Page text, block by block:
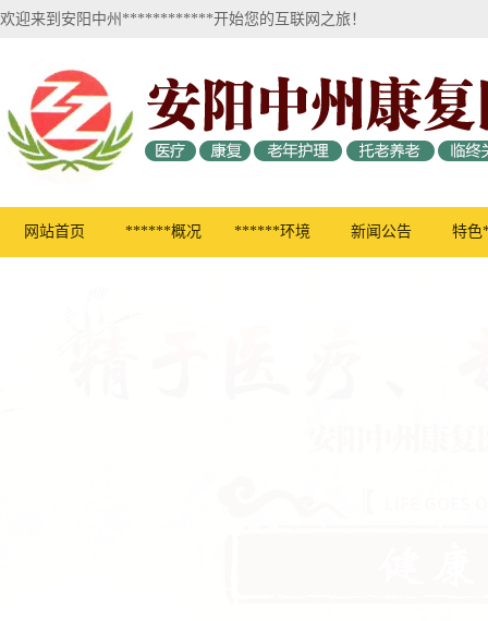
欢迎来到安阳中州************开始您的互联网之旅！
网站首页 ******概况 ******环境 新闻公告 特